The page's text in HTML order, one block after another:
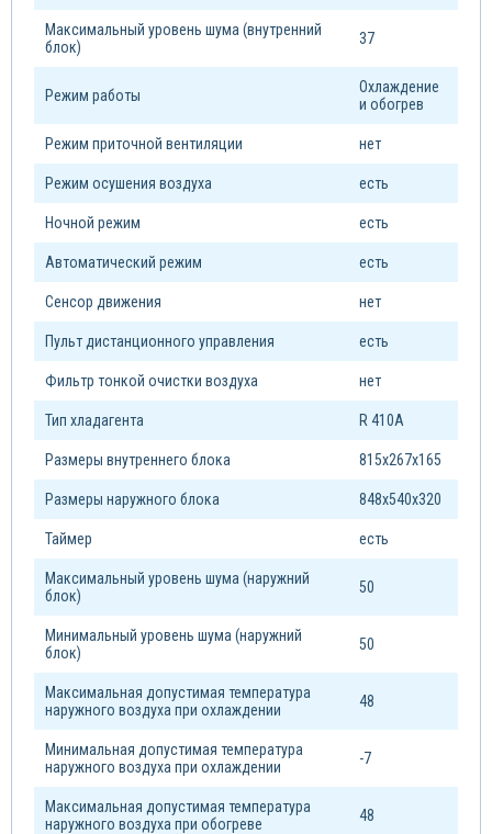
Максимальный уровень шума (внутренний
блок)
37
Режим работы
Охлаждение
и обогрев
Режим приточной вентиляции нет
Режим осушения воздуха есть
Ночной режим есть
Автоматический режим есть
Сенсор движения нет
Пульт дистанционного управления есть
Фильтр тонкой очистки воздуха нет
Тип xладагента R 410A
Размеры внутреннего блока 815х267х165
Размеры наружного блока 848х540х320
Таймер есть
Максимальный уровень шума (наружний
блок)
50
Минимальный уровень шума (наружний
блок)
50
Максимальная допустимая температура
наружного воздуха при охлаждении
48
Минимальная допустимая температура
наружного воздуха при охлаждении
-7
Максимальная допустимая температура
наружного воздуха при обогреве
48